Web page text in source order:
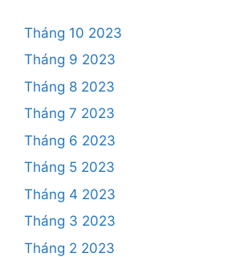
Tháng 10 2023
Tháng 9 2023
Tháng 8 2023
Tháng 7 2023
Tháng 6 2023
Tháng 5 2023
Tháng 4 2023
Tháng 3 2023
Tháng 2 2023